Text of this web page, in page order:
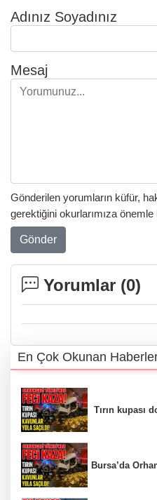
Adınız Soyadınız
Mesaj
Gönderilen yorumların küfür,
gerektiğini okurlarımıza önemle
Gönder
Yorumlar (0)
En Çok Okunan
Tırın kupası
Bursa’da